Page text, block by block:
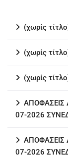
(χωρίς
(χωρίς
(χωρίς
ΑΠΟΦΑΣΕΙΣ
07-2026
ΑΠΟΦΑΣΕΙΣ
07-2026